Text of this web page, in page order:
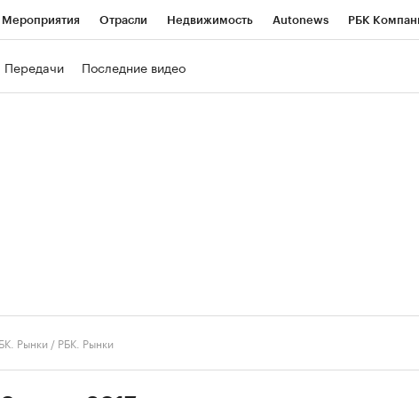
Мероприятия Отрасли Недвижимость Autonews РБК
Передачи Последние видео
Рынки / РБК. Рынки